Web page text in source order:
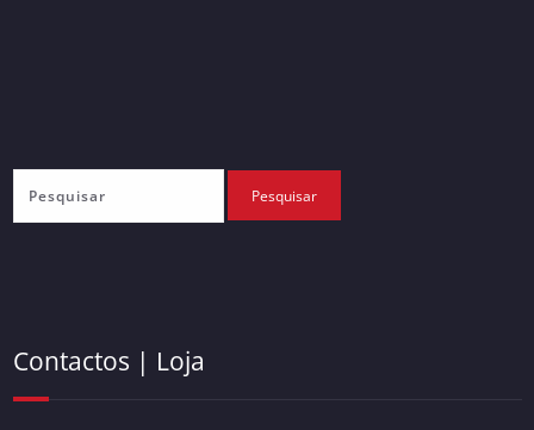
Contactos | Loja